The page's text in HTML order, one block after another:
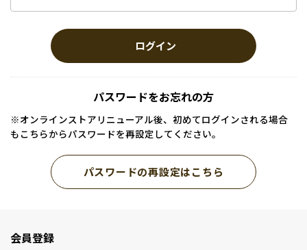
ログイン
パスワードをお忘れの方
※オンラインストアリニューアル後、初めてログインされる場合
もこちらからパスワードを再設定してください。
パスワードの再設定はこちら
会員登録